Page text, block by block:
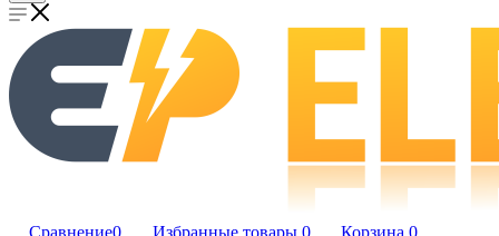
Сравнение0 Избранные товары 0 Корзина 0